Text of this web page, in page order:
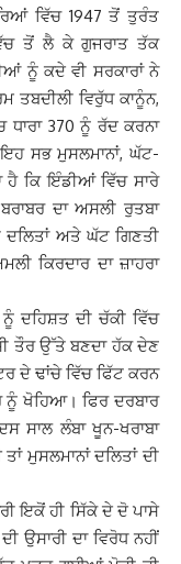
ਵਿੱਚ 1947 ਤੋਂ ਤੁਰੰਤ
ਤੋਂ ਲੈ ਕੇ ਗੁਜਰਾਤ ਤੱਕ
ਨੂੰ ਕਦੇ ਵੀ ਸਰਕਾਰਾਂ ਨੇ
ਤਬਦੀਲੀ ਵਿਰੁੱਧ ਕਾਨੂੰਨ,
ਧਾਰਾ 370 ਨੂੰ ਰੱਦ ਕਰਨਾ
ਸਭ ਮੁਸਲਮਾਨਾਂ, ਘੱਟ-
ਹੈ ਕਿ ਇੰਡੀਆਂ ਵਿੱਚ ਸਾਰੇ
ਦਾ ਅਸਲੀ ਰੁਤਬਾ
ਦਲਿਤਾਂ ਅਤੇ ਘੱਟ ਗਿਣਤੀ
ਕਿਰਦਾਰ ਦਾ ਜ਼ਾਹਰਾ
ਦਹਿਸ਼ਤ ਦੀ ਚੱਕੀ ਵਿੱਚ
ਤੌਰ ਉੱਤੇ ਬਣਦਾ ਹੱਕ ਦੇਣ
ਦੇ ਢਾਂਚੇ ਵਿੱਚ ਫਿੱਟ ਕਰਨ
ਖੋਹਿਆ। ਫਿਰ ਦਰਬਾਰ
ਸਾਲ ਲੰਬਾ ਖੂਨ-ਖਰਾਬਾ
ਮੁਸਲਮਾਨਾਂ ਦਲਿਤਾਂ ਦੀ
ਇਕੋਂ ਹੀ ਸਿੱਕੇ ਦੇ ਦੋ ਪਾਸੇ
ਉਸਾਰੀ ਦਾ ਵਿਰੋਧ ਨਹੀਂ